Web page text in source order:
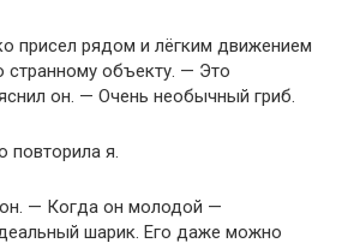
присел рядом и лёгким движением
странному объекту. — Это
он. — Очень необычный гриб.
повторила я.
— Когда он молодой —
шарик. Его даже можно